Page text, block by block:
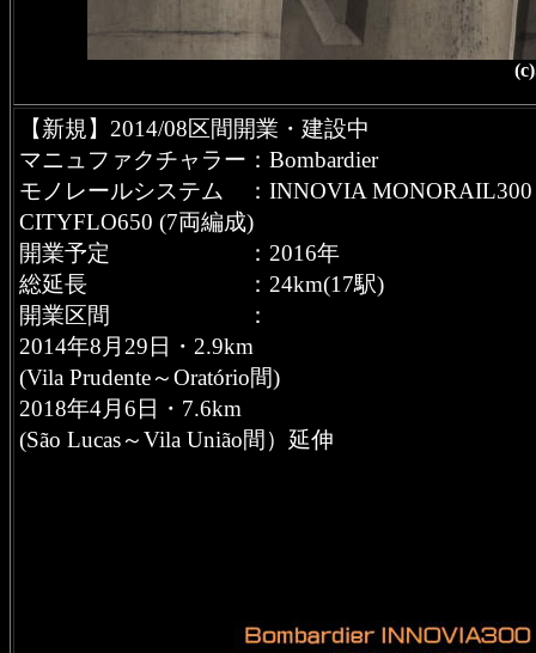
【新規】2014/08区間開業・建設中
マニュファクチャラー：Bombardier
モノレールシステム ：INNOVIA MONORAIL300
CITYFLO650 (7両編成)
開業予定 ：2016年
総延長 ：24km(17駅)
開業区間 ：
2014年8月29日・2.9km
(Vila Prudente～Oratório間)
2018年4月6日・7.6km
(São Lucas～Vila União間）延伸